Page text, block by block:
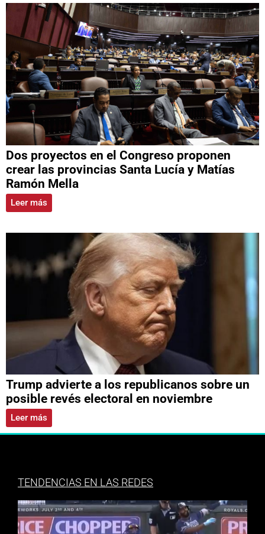
Dos proyectos en el Congreso proponen
crear las provincias Santa Lucía y Matías
Ramón Mella
Leer más
Trump advierte a los republicanos sobre un
posible revés electoral en noviembre
Leer más
TENDENCIAS EN LAS REDES